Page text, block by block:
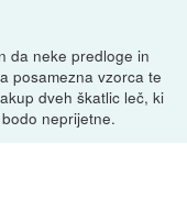
da neke predloge in
posamezna vzorca te
dveh škatlic leč, ki
neprijetne.